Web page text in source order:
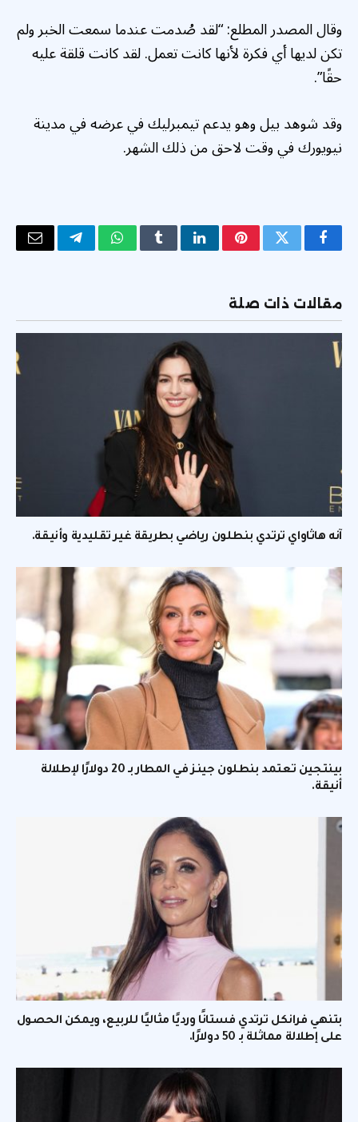
وقال المصدر المطلع: “لقد صُدمت عندما سمعت الخبر ولم
تكن لديها أي فكرة لأنها كانت تعمل. لقد كانت قلقة عليه
حقًا”.
وقد شوهد بيل وهو يدعم تيمبرليك في عرضه في مدينة
نيويورك في وقت لاحق من ذلك الشهر.
فيسبوكتويتر بينتيريستلينكدإنTumblrواتسابتيلقرامالبريد
مقالات ذات صلة
آنه هاثاواي ترتدي بنطلون رياضي بطريقة غير تقليدية وأنيقة.
بينتجين تعتمد بنطلون جينز في المطار بـ 20 دولارًا لإطلالة
أنيقة.
بتنهي فرانكل ترتدي فستانًا ورديًا مثاليًا للربيع، ويمكن الحصول
على إطلالة مماثلة بـ 50 دولارًا.